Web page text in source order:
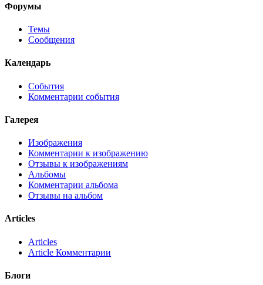
Форумы
Темы
Сообщения
Календарь
События
Комментарии события
Галерея
Изображения
Комментарии к изображению
Отзывы к изображениям
Альбомы
Комментарии альбома
Отзывы на альбом
Articles
Articles
Article Комментарии
Блоги